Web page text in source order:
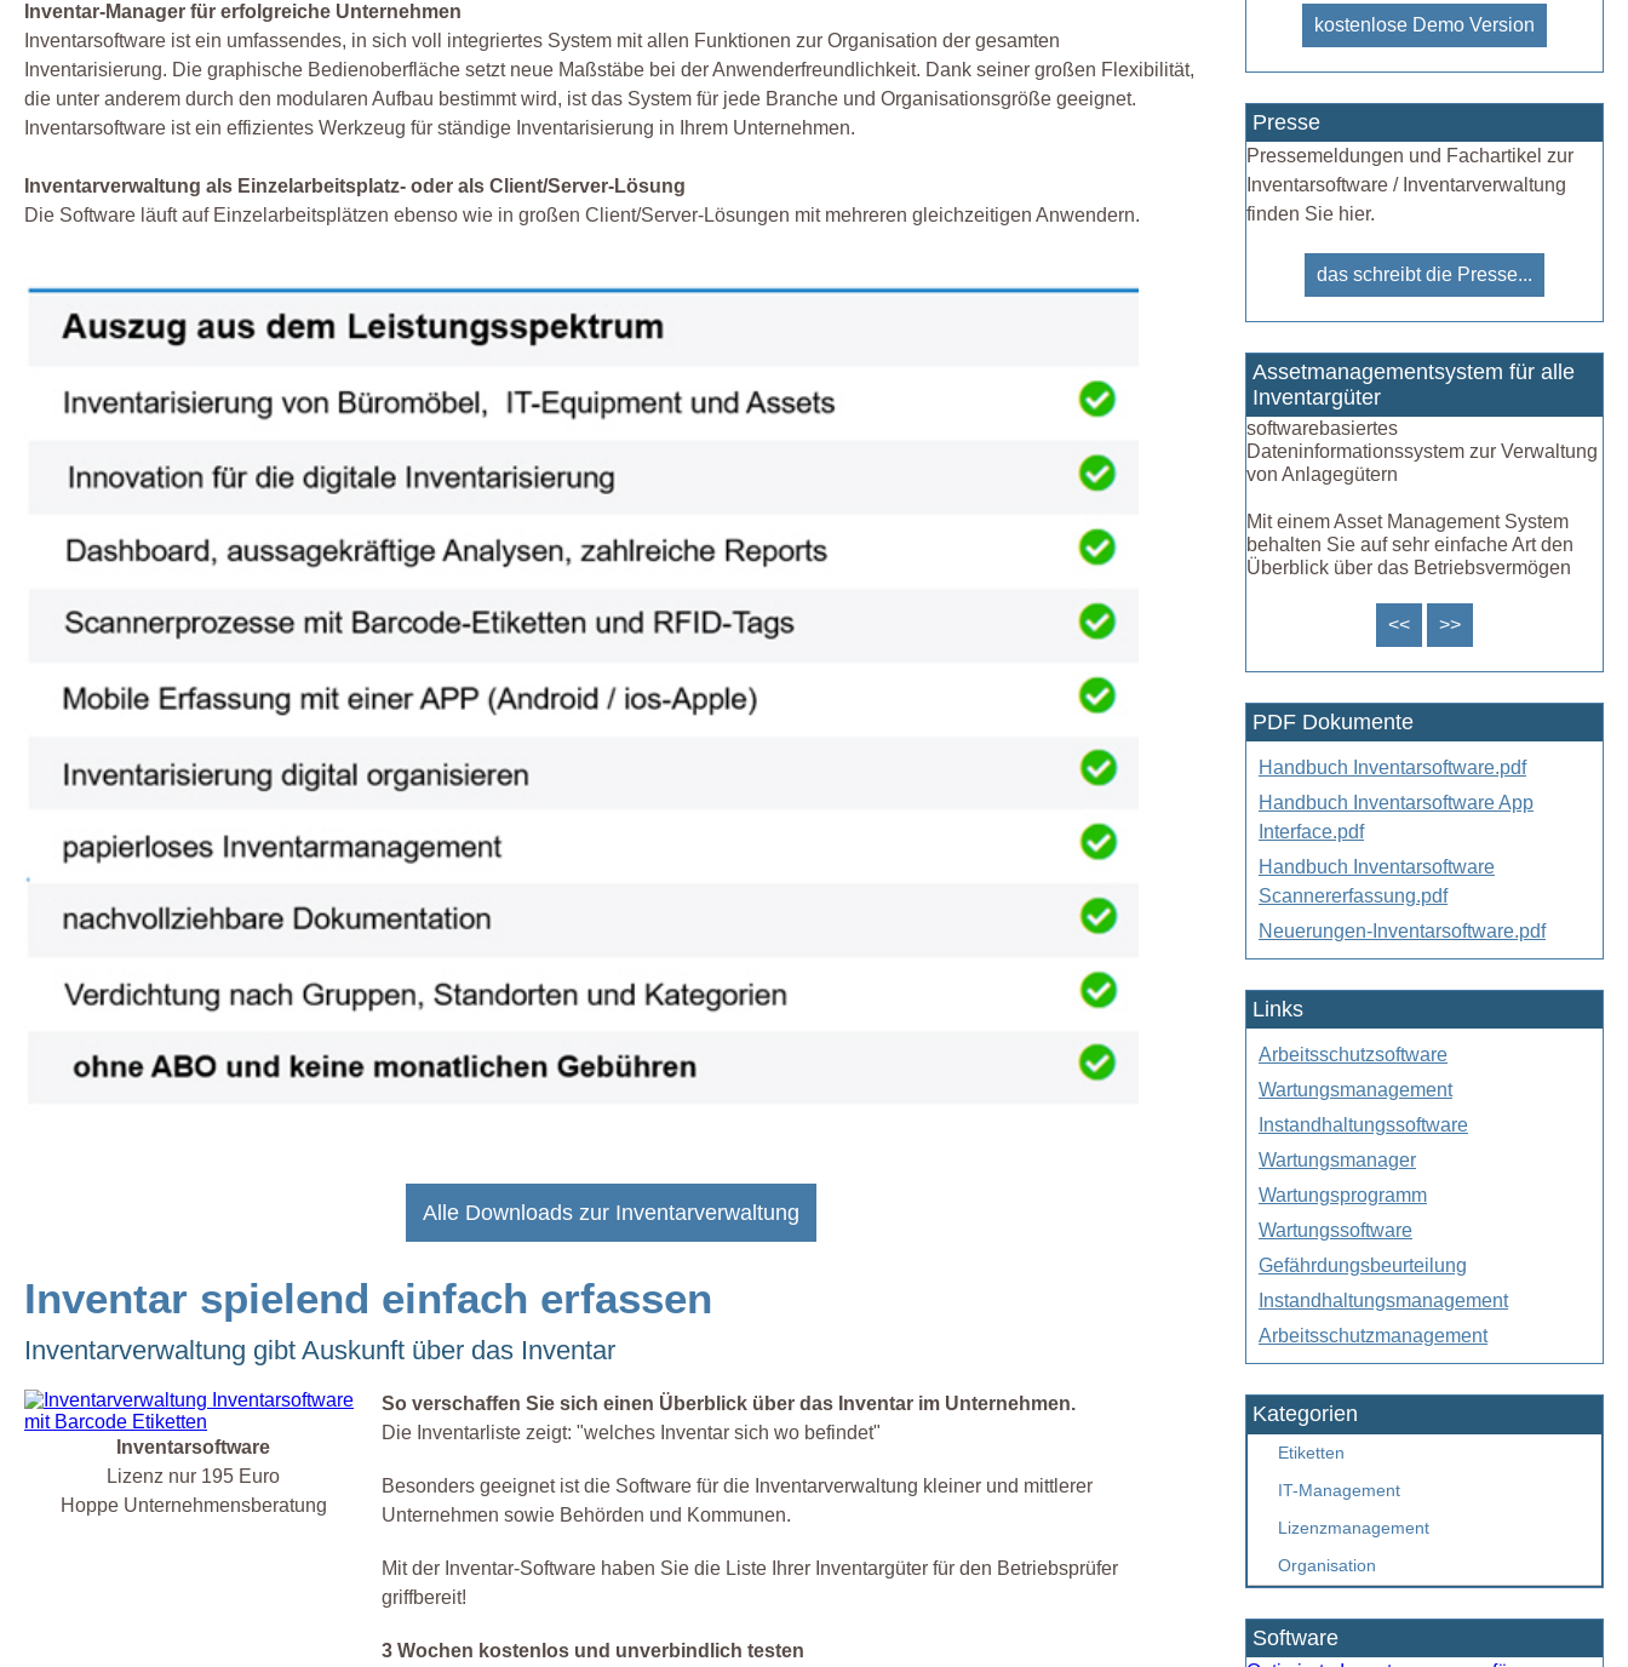
Inventar-Manager für erfolgreiche Unternehmen
Inventarsoftware ist ein umfassendes, in sich voll integriertes System mit allen Funktionen zur Organisation der gesamten
Inventarisierung. Die graphische Bedienoberfläche setzt neue Maßstäbe bei der Anwenderfreundlichkeit. Dank seiner großen Flexibilität,
die unter anderem durch den modularen Aufbau bestimmt wird, ist das System für jede Branche und Organisationsgröße geeignet.
Inventarsoftware ist ein effizientes Werkzeug für ständige Inventarisierung in Ihrem Unternehmen.
Inventarverwaltung als Einzelarbeitsplatz- oder als Client/Server-Lösung
Die Software läuft auf Einzelarbeitsplätzen ebenso wie in großen Client/Server-Lösungen mit mehreren gleichzeitigen Anwendern.
Alle Downloads zur Inventarverwaltung
Inventar spielend einfach erfassen
Inventarverwaltung gibt Auskunft über das Inventar
Inventarsoftware
Lizenz nur 195 Euro
Hoppe Unternehmensberatung
So verschaffen Sie sich einen Überblick über das Inventar im Unternehmen.
Die Inventarliste zeigt: "welches Inventar sich wo befindet"
Besonders geeignet ist die Software für die Inventarverwaltung kleiner und mittlerer
Unternehmen sowie Behörden und Kommunen.
Mit der Inventar-Software haben Sie die Liste Ihrer Inventargüter für den Betriebsprüfer
griffbereit!
3 Wochen kostenlos und unverbindlich testen
kostenlose Demo Version
Presse
Pressemeldungen und Fachartikel zur
Inventarsoftware / Inventarverwaltung
finden Sie hier.
das schreibt die Presse...
Assetmanagementsystem für alle
Inventargüter
softwarebasiertes
Dateninformationssystem zur Verwaltung
von Anlagegütern
Mit einem Asset Management System
behalten Sie auf sehr einfache Art den
Überblick über das Betriebsvermögen
<< >>
PDF Dokumente
Handbuch Inventarsoftware.pdf
Handbuch Inventarsoftware App
Interface.pdf
Handbuch Inventarsoftware
Scannererfassung.pdf
Neuerungen-Inventarsoftware.pdf
Links
Arbeitsschutzsoftware
Wartungsmanagement
Instandhaltungssoftware
Wartungsmanager
Wartungsprogramm
Wartungssoftware
Gefährdungsbeurteilung
Instandhaltungsmanagement
Arbeitsschutzmanagement
Kategorien
Etiketten
IT-Management
Lizenzmanagement
Organisation
Software